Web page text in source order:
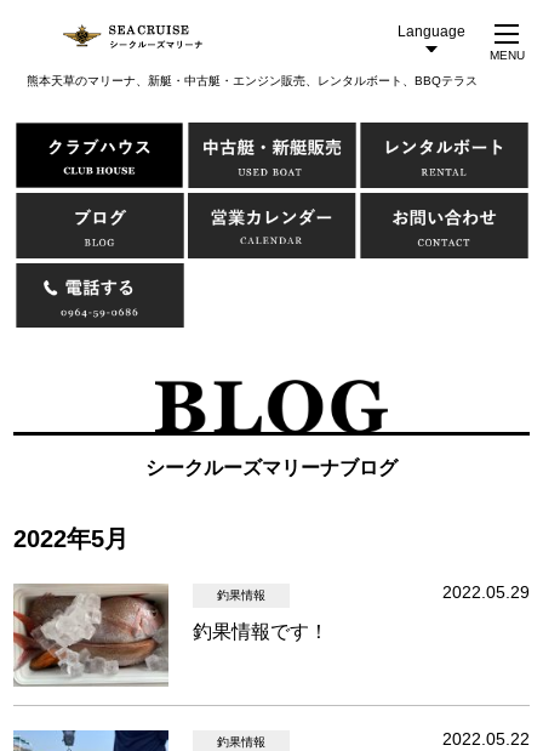
熊本天草のマリーナ、新艇・中古艇・エンジン販売、レンタルボート、BBQテラス
Language
MENU
シークルーズマリーナブログ
2022年5月
釣果情報 2022.05.29
釣果情報です！
釣果情報 2022.05.22